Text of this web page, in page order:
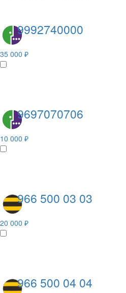
9992740000
35 000 ₽
9697070706
10 000 ₽
966 500 03 03
20 000 ₽
966 500 04 04